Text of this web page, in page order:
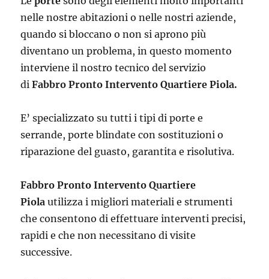
nelle nostre abitazioni o nelle nostri aziende,
quando si bloccano o non si aprono più
diventano un problema, in questo momento
interviene il nostro tecnico del servizio
diFabbro Pronto Intervento Quartiere Piola.
E’ specializzato su tutti i tipi di porte e
serrande, porte blindate con sostituzioni o
riparazione del guasto, garantita e risolutiva.
Fabbro Pronto Intervento Quartiere
Piolautilizza i migliori materiali e strumenti
che consentono di effettuare interventi precisi,
rapidi e che non necessitano di visite
successive.